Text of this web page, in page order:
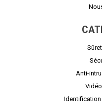
Anti-